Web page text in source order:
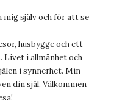
själv och för att se
husbygge och ett
Livet i allmänhet och
i synnerhet. Min
din själ. Välkommen